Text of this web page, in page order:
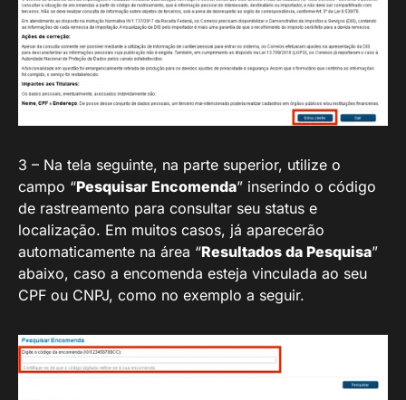
3 – Na tela seguinte, na parte superior, utilize o
campo “Pesquisar Encomenda” inserindo o código
de rastreamento para consultar seu status e
localização. Em muitos casos, já aparecerão
automaticamente na área “Resultados da Pesquisa”
abaixo, caso a encomenda esteja vinculada ao seu
CPF ou CNPJ, como no exemplo a seguir.